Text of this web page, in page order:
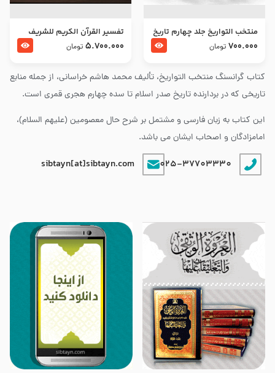
کتاب گرانسنگ منتخب التواريخ، تألیف محمد هاشم خراسانی، از جمله منابع
تاریخی که در بردارنده تاریخ صدر اسلام تا سده چهارم هجری قمری است.
این کتاب به زبان فارسی و مشتمل بر شرح حال معصومین (علیهم السلام)،
امامزادگان و اصحاب ایشان می باشد.
025-37703330
sibtayn[at]sibtayn.com
منتخب التواریخ جلد چهارم تاریخ
امام زین العابدین و امام محمد
700.000 تومان
تفسير القرآن الكريم للشريف
المرتضي قدس سرّه
5.700.000 تومان